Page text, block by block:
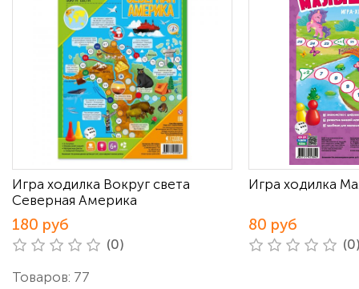
Игра ходилка Вокруг света
Северная Америка
180 руб
(0)
Игра ходилка
80 руб
Товаров: 77